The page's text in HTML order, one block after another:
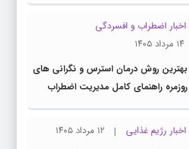
اخبار اضطراب و افسردگی
۱۴ مرداد ۱۴۰۵
بهترین روش درمان استرس و نگرانی های
روزمره راهنمای کامل مدیریت اضطراب
اخبار رژیم غذایی
۱۲ مرداد ۱۴۰۵